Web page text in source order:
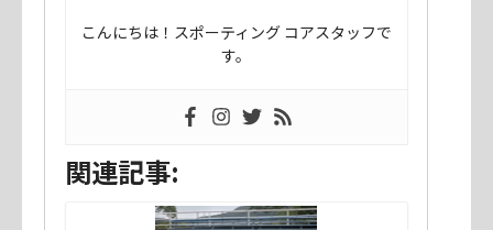
こんにちは！スポーティング コアスタッフで
す。
関連記事: